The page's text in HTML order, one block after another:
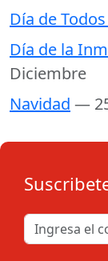
Día de
Día de la
Diciembre
Navidad —